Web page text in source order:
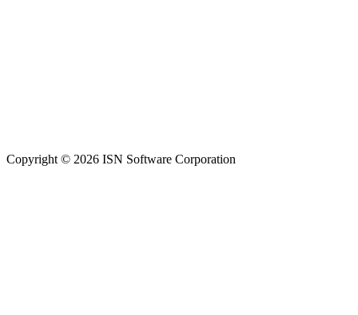
Copyright © 2026 ISN Software Corporation